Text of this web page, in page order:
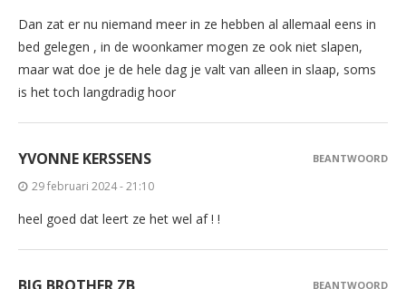
Dan zat er nu niemand meer in ze hebben al allemaal eens in
bed gelegen , in de woonkamer mogen ze ook niet slapen,
maar wat doe je de hele dag je valt van alleen in slaap, soms
is het toch langdradig hoor
YVONNE KERSSENS
29 februari 2024 - 21:10
heel goed dat leert ze het wel af ! !
BEANTWOORD
BEANTWOORD